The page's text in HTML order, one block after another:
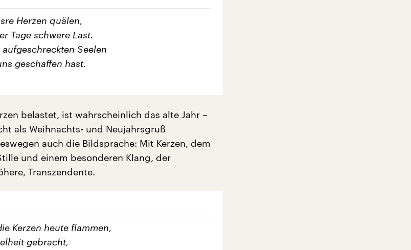
Herzen quälen,
Tage schwere Last.
Seelen
geschaffen hast.
belastet, ist wahrscheinlich das alte Jahr –
als Weihnachts- und Neujahrsgruß
auch die Bildsprache: Mit Kerzen, dem
und einem besonderen Klang, der
Transzendente.
Kerzen heute flammen,
gebracht,